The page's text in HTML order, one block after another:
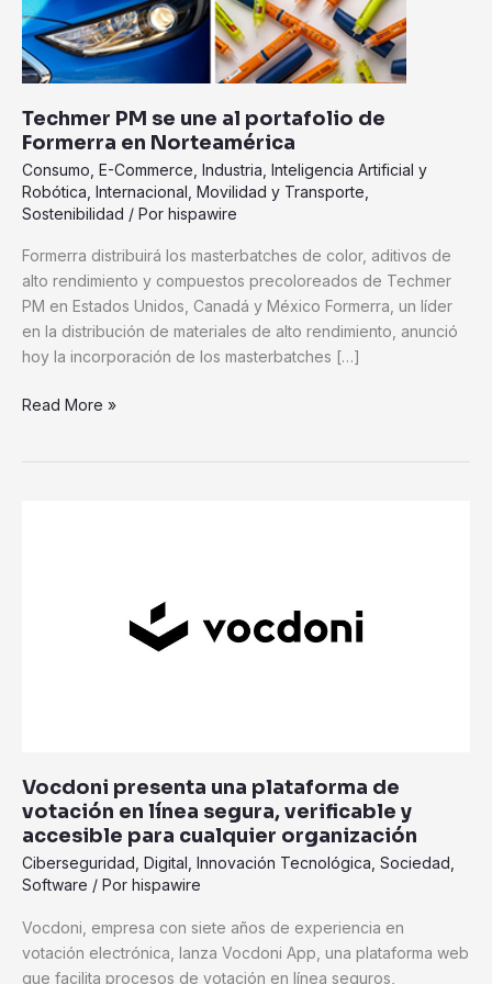
Techmer PM se une al portafolio de
Formerra en Norteamérica
Consumo E-Commerce Industria Inteligencia Artificial y
Robótica Internacional Movilidad y Transporte
Sostenibilidad / Por hispawire
Formerra distribuirá los masterbatches de color, aditivos de
alto rendimiento y compuestos precoloreados de Techmer
PM en Estados Unidos, Canadá y México Formerra, un líder
en la distribución de materiales de alto rendimiento, anunció
hoy la incorporación de los masterbatches […]
Formerra
en
Norteamérica
Read More »
Vocdoni presenta una plataforma de
votación en línea segura, verificable y
accesible para cualquier organización
Ciberseguridad Digital Innovación Tecnológica Sociedad
Software / Por hispawire
Vocdoni, empresa con siete años de experiencia en
votación electrónica, lanza Vocdoni App, una plataforma web
que facilita procesos de votación en línea seguros,
accesible
para
cualquier
organización